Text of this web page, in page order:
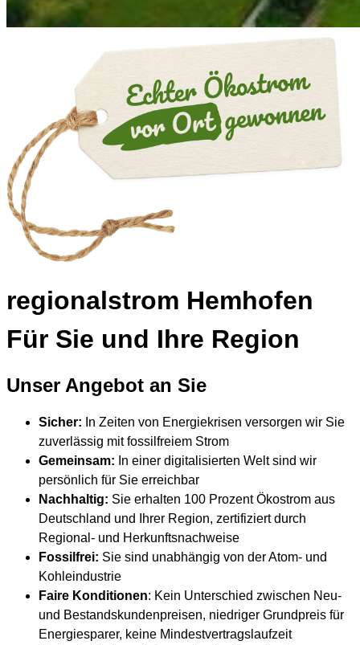
regionalstrom Hemhofen
Für Sie und Ihre Region
Unser Angebot an Sie
Sicher: In Zeiten von Energiekrisen versorgen wir Sie
zuverlässig mit fossilfreiem Strom
Gemeinsam: In einer digitalisierten Welt sind wir
persönlich für Sie erreichbar
Nachhaltig: Sie erhalten 100 Prozent Ökostrom aus
Deutschland und Ihrer Region, zertifiziert durch
Regional- und Herkunftsnachweise
Fossilfrei: Sie sind unabhängig von der Atom- und
Kohleindustrie
Faire Konditionen: Kein Unterschied zwischen Neu-
und Bestandskundenpreisen, niedriger Grundpreis für
Energiesparer, keine Mindestvertragslaufzeit